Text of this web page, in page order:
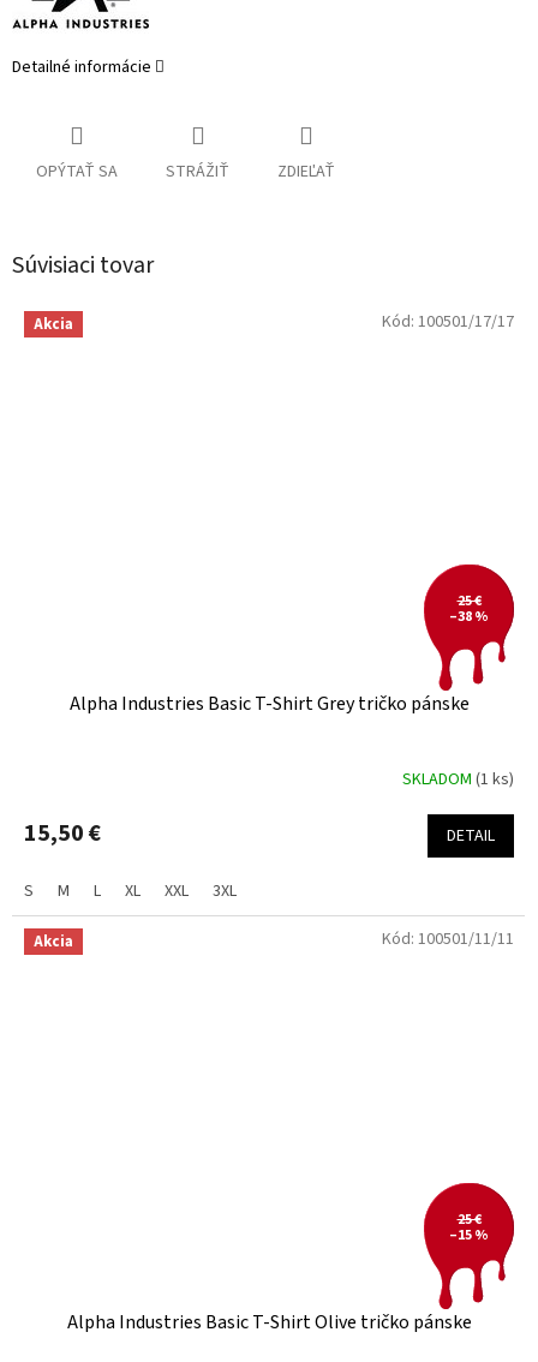
Detailné informácie
OPÝTAŤ SA STRÁŽIŤ ZDIEĽAŤ
Súvisiaci tovar
Akcia
25 €
–38 %
Alpha Industries Basic T-Shirt Grey tričko pánske
SKLADOM (1 ks)
15,50 € DETAIL
S M L XL XXL 3XL
Kód: 100501/17/17
Akcia
25 €
–15 %
Alpha Industries Basic T-Shirt Olive tričko pánske
Kód: 100501/11/11